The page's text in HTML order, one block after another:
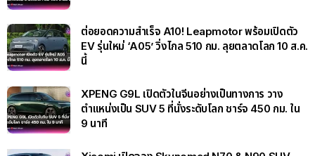
ต่อยอดความสำเร็จ A10! Leapmotor พร้อมเปิดตัว
EV รุ่นใหม่ ‘A05’ วิ่งไกล 510 กม. ลุยตลาดโลก 10 ส.ค.
นี้
XPENG G9L เปิดตัวในจีนอย่างเป็นทางการ วาง
ตำแหน่งเป็น SUV 5 ที่นั่งระดับโลก ชาร์จ 450 กม. ใน
9 นาที